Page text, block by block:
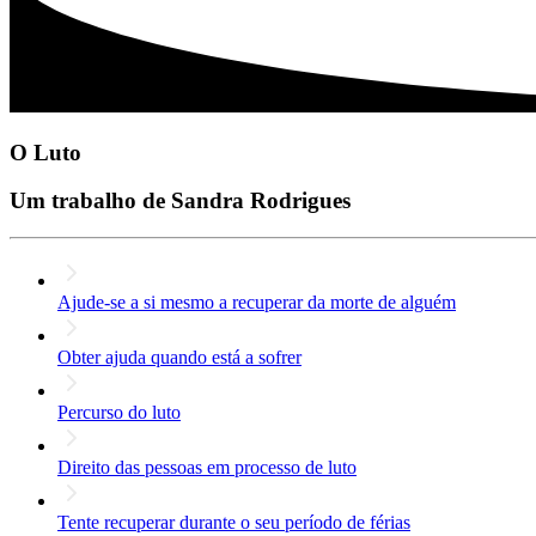
O Luto
Um trabalho de Sandra Rodrigues
Ajude-se a si mesmo a recuperar da morte de alguém
Obter ajuda quando está a sofrer
Percurso do luto
Direito das pessoas em processo de luto
Tente recuperar durante o seu período de férias